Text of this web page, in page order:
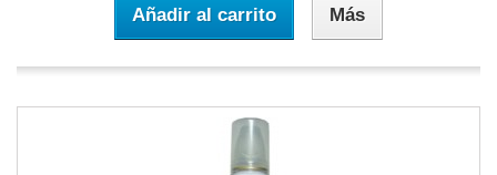
Añadir al carrito Más